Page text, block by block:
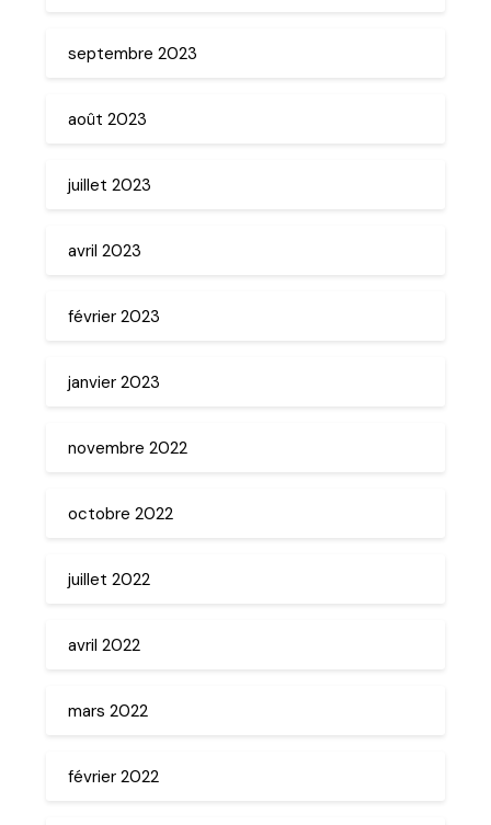
septembre 2023
août 2023
juillet 2023
avril 2023
février 2023
janvier 2023
novembre 2022
octobre 2022
juillet 2022
avril 2022
mars 2022
février 2022